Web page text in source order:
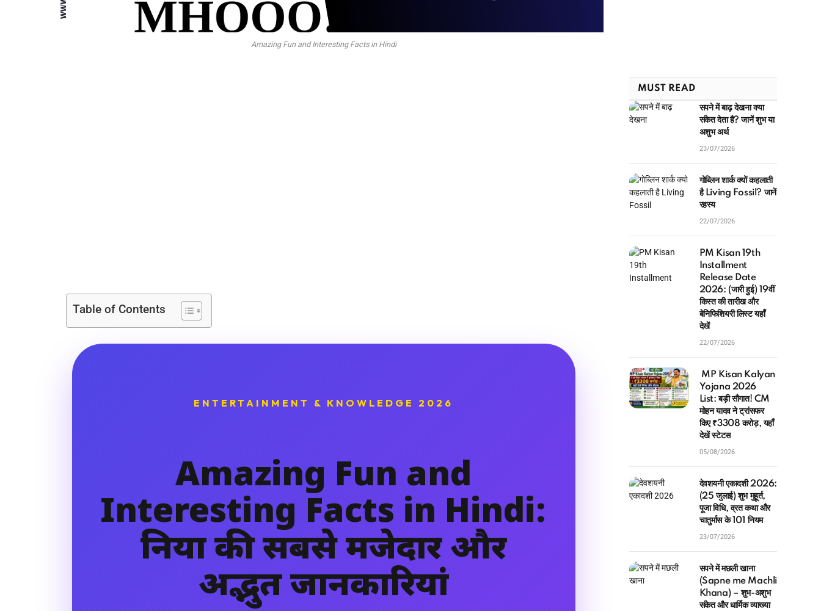
Amazing Fun and Interesting Facts in Hindi
Table of Contents
ENTERTAINMENT & KNOWLEDGE 2026
Amazing Fun and
Interesting Facts in Hindi:
दुनिया की सबसे मजेदार और
अद्भुत जानकारियां
MUST READ
सपने में बाढ़ देखना क्या
संकेत देता है? जानें शुभ या
अशुभ अर्थ
23/07/2026
गोब्लिन शार्क क्यों कहलाती
है Living Fossil? जानें
रहस्य
22/07/2026
PM Kisan 19th
Installment
Release Date
2026: (जारी हुई) 19वीं
किस्त की तारीख और
बेनिफिशियरी लिस्ट यहाँ
देखें
22/07/2026
MP Kisan Kalyan
Yojana 2026
List: बड़ी सौगात! CM
मोहन यादव ने ट्रांसफर
किए ₹3308 करोड़, यहाँ
देखें स्टेटस
05/08/2026
देवशयनी एकादशी 2026:
(25 जुलाई) शुभ मुहूर्त,
पूजा विधि, व्रत कथा और
चातुर्मास के 101 नियम
23/07/2026
सपने में मछली खाना
(Sapne me Machli
Khana) – शुभ-अशुभ
संकेत और धार्मिक व्याख्या